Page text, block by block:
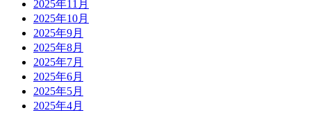
2025年11月
2025年10月
2025年9月
2025年8月
2025年7月
2025年6月
2025年5月
2025年4月